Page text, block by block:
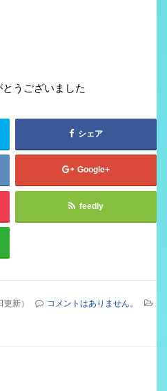
うございました
シェア
Google+
feedly
更新）
コメントはありません。